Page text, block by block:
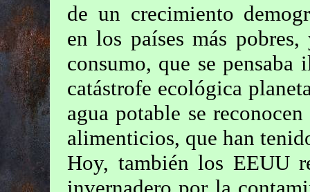
de un crecimiento
en los países más
consumo, que se
catástrofe ecológica
agua potable se
alimenticios, que han
Hoy, también los EEUU